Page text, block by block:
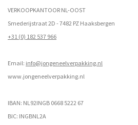
VERKOOPKANTOOR NL-OOST
Smederijstraat 2D - 7482 PZ Haaksbergen
+31 (0) 182 537 966
Email: info@jongeneelverpakking.nl
www.jongeneelverpakking.nl
IBAN: NL92INGB 0668 5222 67
BIC: INGBNL2A